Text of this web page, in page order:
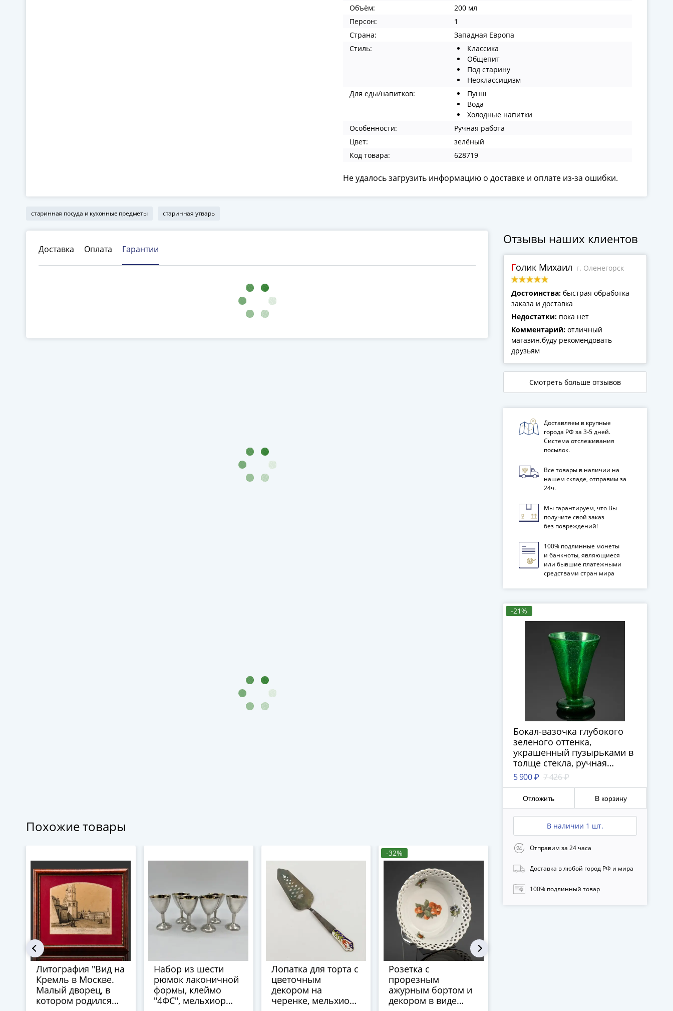
Объём:
200 мл
Персон:
1
Страна:
Западная Европа
Стиль:
Классика
Общепит
Под старину
Неоклассицизм
Для еды/напитков:
Пунш
Вода
Холодные напитки
Особенности:
Ручная работа
Цвет:
зелёный
Код товара:
628719
Не удалось загрузить информацию о доставке и оплате из-за ошибки.
старинная посуда и кухонные предметы старинная утварь
Доставка Оплата Гарантии
Похожие товары
Литография "Вид на
Кремль в Москве.
Малый дворец, в
котором родился
Набор из шести
рюмок лаконичной
формы, клеймо
"4ФС", мельхиор
Лопатка для торта с
цветочным
декором на
черенке, мельхиор
-32%
Розетка с
прорезным
ажурным бортом и
декором в виде
-15%
Отзывы наших клиентов
Голик Михаил г. Оленегорск
Достоинства: быстрая обработка
заказа и доставка
Недостатки: пока нет
Комментарий: отличный
магазин.буду рекомендовать
друзьям
Смотреть больше отзывов
Доставляем в крупные
города РФ за 3‑5 дней.
Система отслеживания
посылок.
Все товары в наличии на
нашем складе, отправим за
24ч.
Мы гарантируем, что Вы
получите свой заказ
без повреждений!
100% подлинные монеты
и банкноты, являющиеся
или бывшие платежными
средствами стран мира
-21%
Бокал-вазочка глубокого
зеленого оттенка,
украшенный пузырьками в
толще стекла, ручная
работа, цветное стекло,
Западная Европа, 1960-1990
гг.
5 900 ₽ 7 426 ₽
Отложить В корзину
В наличии 1 шт.
Отправим за 24 часа
Доставка в любой город РФ и мира
100% подлинный товар